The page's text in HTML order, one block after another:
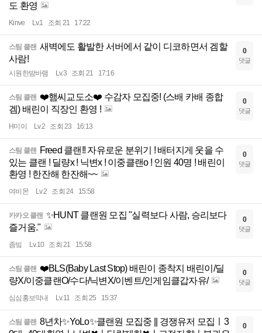
도 환영
Kinve Lv.1 조회 21 17:22
스팀 클랜 새벽에도 활발한 서버에서 같이 디코하면서 겜할
사람!
시원한밤바램 Lv.3 조회 21 17:16
0
댓글
스팀 클랜 ❤️햄씨교도소❤️ 수감자 모집중! (스배 카배 종합
겜) 배린이 직장인 환영 !
H미이 Lv.2 조회 23 16:13
0
댓글
스팀 클랜 Freed 클랜!! 자유로운 분위기 ! 배터지게 웃을 수
있는 클랜 ! 딜량x ! 닉변x ! 이중클랜o ! 인원 40명 ! 배린이
환영 ! 한잔해 한잔해~~
여비몬 Lv.2 조회 24 15:58
0
댓글
카카오 클랜 ✨HUNT 클랜원 모집 "실력보다 사람, 승리보다
즐거움."
좀빜 Lv.10 조회 21 15:58
0
댓글
스팀 클랜 ❤️BLS(Baby Last Stop) 배린이 종착지 배린이/딜
량X/이중클랜O/수다/닉변X/이벤트/인게임클갑자유/
심심홍보막내 Lv.11 조회 25 15:37
0
댓글
스팀 클랜 8년차✨YoLo✨클랜원 모집중 || 경쟁유저 모집ㅣ3
0